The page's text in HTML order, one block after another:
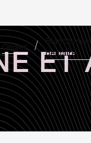
Ongles
Blanchiment
dentaire
ET